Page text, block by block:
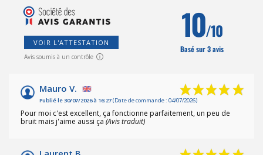
VOIR L'ATTESTATION
Avis soumis à un contrôle
10/10
Basé sur 3 avis
Mauro V.
Publié le 30/07/2026 à 16:27(Date de commande : 04/07/2026)
Pour moi c'est excellent, ça fonctionne parfaitement, un peu de
bruit mais j'aime aussi ça (Avis traduit)